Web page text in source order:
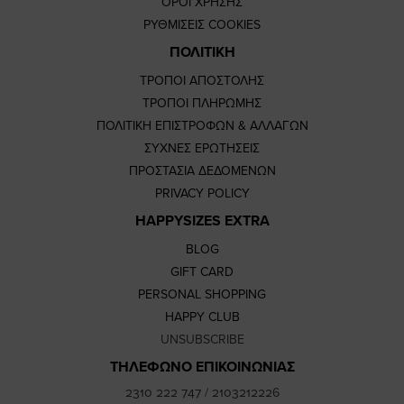
ΡΥΘΜΙΣΕΙΣ COOKIES
ΠΟΛΙΤΙΚΗ
ΤΡΟΠΟΙ ΑΠΟΣΤΟΛΗΣ
ΤΡΟΠΟΙ ΠΛΗΡΩΜΗΣ
ΠΟΛΙΤΙΚΗ ΕΠΙΣΤΡΟΦΩΝ & ΑΛΛΑΓΩΝ
ΣΥΧΝΕΣ ΕΡΩΤΗΣΕΙΣ
ΠΡΟΣΤΑΣΙΑ ΔΕΔΟΜΕΝΩΝ
PRIVACY POLICY
HAPPYSIZES EXTRA
BLOG
GIFT CARD
PERSONAL SHOPPING
HAPPY CLUB
UNSUBSCRIBE
ΤΗΛΕΦΩΝΟ ΕΠΙΚΟΙΝΩΝΙΑΣ
2310 222 747/ 2103212226